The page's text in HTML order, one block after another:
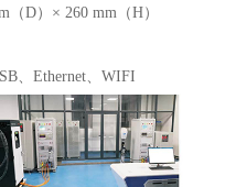
D）× 260 mm（H）
、Ethernet、WIFI